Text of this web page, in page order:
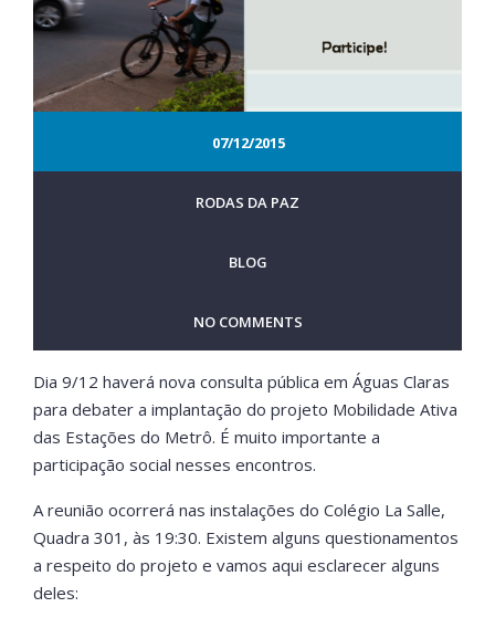
07/12/2015
RODAS DA PAZ
BLOG
NO COMMENTS
Dia 9/12 haverá nova consulta pública em Águas Claras
para debater a implantação do projeto Mobilidade Ativa
das Estações do Metrô. É muito importante a
participação social nesses encontros.
A reunião ocorrerá nas instalações do Colégio La Salle,
Quadra 301, às 19:30. Existem alguns questionamentos
a respeito do projeto e vamos aqui esclarecer alguns
deles: